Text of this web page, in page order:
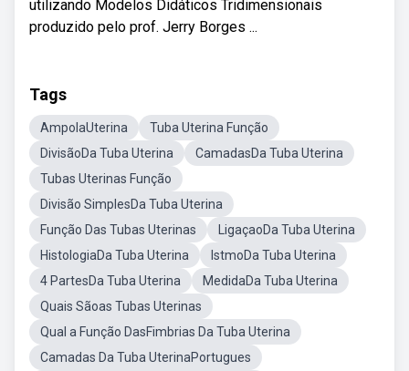
utilizando Modelos Didáticos Tridimensionais
produzido pelo prof. Jerry Borges ...
Tags
AmpolaUterina
Tuba Uterina Função
DivisãoDa Tuba Uterina
CamadasDa Tuba Uterina
Tubas Uterinas Função
Divisão SimplesDa Tuba Uterina
Função Das Tubas Uterinas
LigaçaoDa Tuba Uterina
HistologiaDa Tuba Uterina
IstmoDa Tuba Uterina
4 PartesDa Tuba Uterina
MedidaDa Tuba Uterina
Quais Sãoas Tubas Uterinas
Qual a Função DasFimbrias Da Tuba Uterina
Camadas Da Tuba UterinaPortugues